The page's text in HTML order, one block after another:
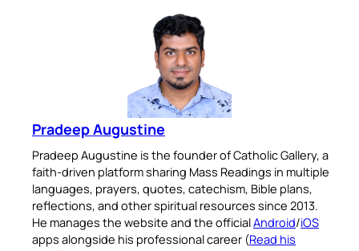
Pradeep Augustine
Pradeep Augustine is the founder of Catholic Gallery, a
faith-driven platform sharing Mass Readings in multiple
languages, prayers, quotes, catechism, Bible plans,
reflections, and other spiritual resources since 2013.
He manages the website and the officialAndroid/iOS
apps alongside his professional career (Read his